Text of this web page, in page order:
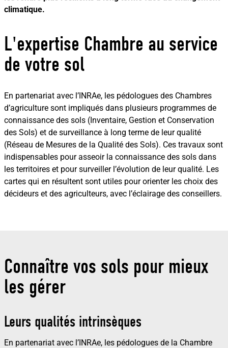
climatique.
L'expertise Chambre au service
de votre sol
En partenariat avec l’INRAe, les pédologues des Chambres
d’agriculture sont impliqués dans plusieurs programmes de
connaissance des sols (Inventaire, Gestion et Conservation
des Sols) et de surveillance à long terme de leur qualité
(Réseau de Mesures de la Qualité des Sols). Ces travaux sont
indispensables pour asseoir la connaissance des sols dans
les territoires et pour surveiller l’évolution de leur qualité. Les
cartes qui en résultent sont utiles pour orienter les choix des
décideurs et des agriculteurs, avec l’éclairage des conseillers.
Connaître vos sols pour mieux
les gérer
Leurs qualités intrinsèques
En partenariat avec l’INRAe, les pédologues de la Chambre